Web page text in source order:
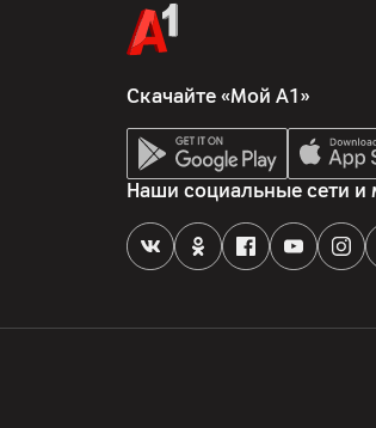
Скачайте «Мой А1»
Наши социальные сети